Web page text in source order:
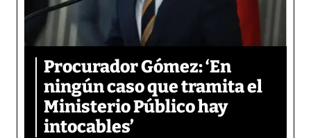
Procurador Gómez: ‘En
ningún caso que tramita el
Ministerio Público hay
intocables’